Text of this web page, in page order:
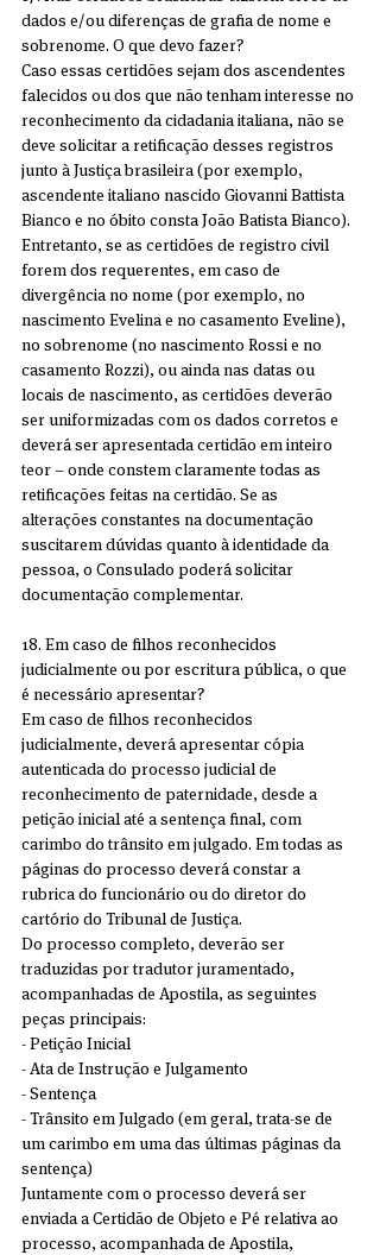
dados e/ou diferenças de grafia de nome e
sobrenome. O que devo fazer?
Caso essas certidões sejam dos ascendentes
falecidos ou dos que não tenham interesse no
reconhecimento da cidadania italiana, não se
deve solicitar a retificação desses registros
junto à Justiça brasileira (por exemplo,
ascendente italiano nascido Giovanni Battista
Bianco e no óbito consta João Batista Bianco).
Entretanto, se as certidões de registro civil
forem dos requerentes, em caso de
divergência no nome (por exemplo, no
nascimento Evelina e no casamento Eveline),
no sobrenome (no nascimento Rossi e no
casamento Rozzi), ou ainda nas datas ou
locais de nascimento, as certidões deverão
ser uniformizadas com os dados corretos e
deverá ser apresentada certidão em inteiro
teor – onde constem claramente todas as
retificações feitas na certidão. Se as
alterações constantes na documentação
suscitarem dúvidas quanto à identidade da
pessoa, o Consulado poderá solicitar
documentação complementar.
18. Em caso de filhos reconhecidos
judicialmente ou por escritura pública, o que
é necessário apresentar?
Em caso de filhos reconhecidos
judicialmente, deverá apresentar cópia
autenticada do processo judicial de
reconhecimento de paternidade, desde a
petição inicial até a sentença final, com
carimbo do trânsito em julgado. Em todas as
páginas do processo deverá constar a
rubrica do funcionário ou do diretor do
cartório do Tribunal de Justiça.
Do processo completo, deverão ser
traduzidas por tradutor juramentado,
acompanhadas de Apostila, as seguintes
peças principais:
- Petição Inicial
- Ata de Instrução e Julgamento
- Sentença
- Trânsito em Julgado (em geral, trata-se de
um carimbo em uma das últimas páginas da
sentença)
Juntamente com o processo deverá ser
enviada a Certidão de Objeto e Pé relativa ao
processo, acompanhada de Apostila,